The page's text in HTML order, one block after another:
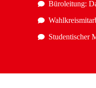
Büroleitung:
Studentischer